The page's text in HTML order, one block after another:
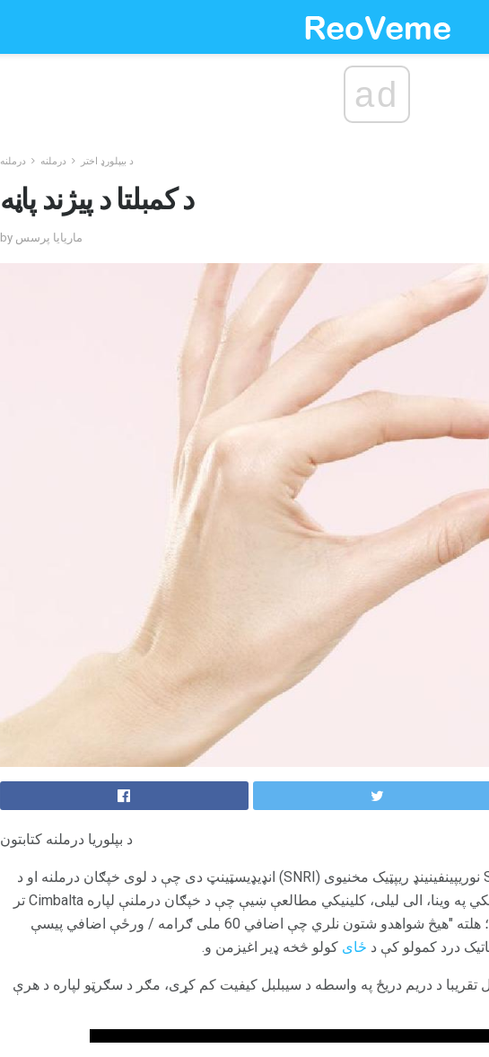
ad
د بیپلورډ اختر درملنه درملنه
د کمبلتا د پیژند پاڼه
by ماریایا پرسس
د بپلوریا درملنه کتابتون
Cimbalta (عام نوم دولولوکسینټ) د Serotonin نوریپینفینینډ ریپټیک مخنیوی (SNRI) انډیډیسټینټ دی چې د لوی خپګان درملنه او د
شکر ناروغی د نیروپاتیا سره تړاو لري. د جوړونکي په وینا، الی لیلی، کلینیکي مطالعې ښیې چې د خپګان درملنې لپاره Cimbalta تر
ټولو اغیزمنه خواړه هره ورځ 60 ملی ګرامه وه؛ هلته "هیڅ شواهدو شتون نلري چې اضافي 60 ملی ګرامه / ورځې اضافي پیسې
درد کمولو کې د ځای کولو څخه ډیر اغیزمن و.
د دریم دریځ په واسطه د سیبلبل کیفیت کم کړی، مګر د سګرټو لپاره د هرې